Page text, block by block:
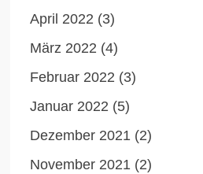
April 2022 (3)
März 2022 (4)
Februar 2022 (3)
Januar 2022 (5)
Dezember 2021 (2)
November 2021 (2)